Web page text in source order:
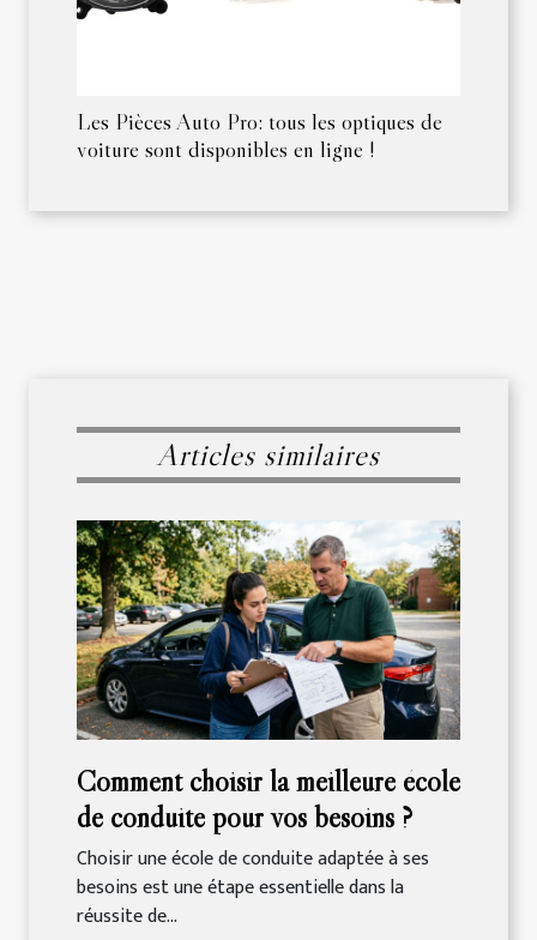
Les Pièces Auto Pro: tous les optiques de
voiture sont disponibles en ligne !
Articles similaires
Comment choisir la meilleure école
de conduite pour vos besoins ?
Choisir une école de conduite adaptée à ses
besoins est une étape essentielle dans la
réussite de...